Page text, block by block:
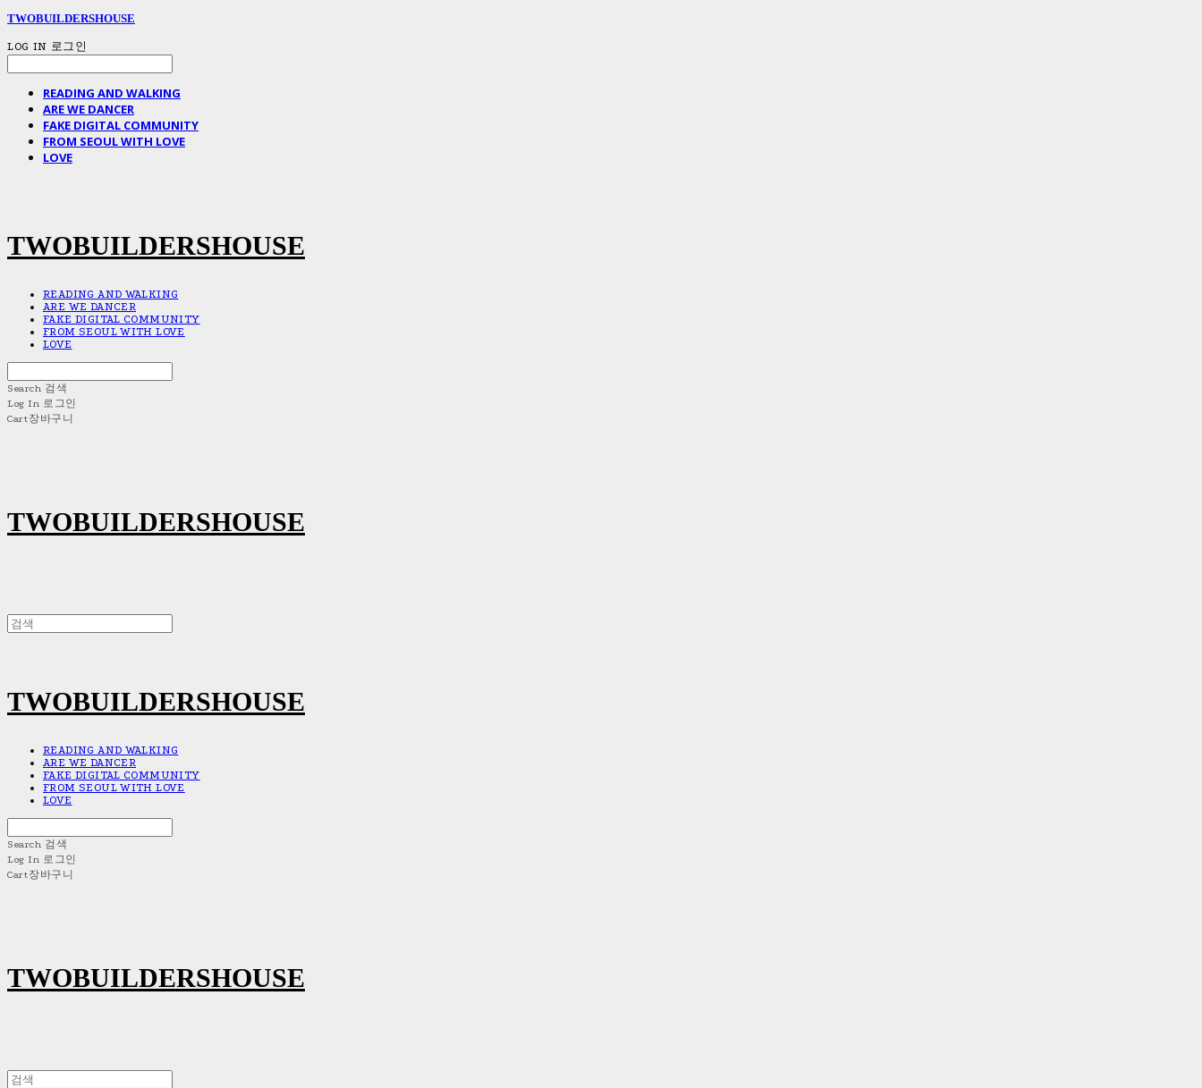
TWOBUILDERSHOUSE
LOG IN 로그인
READING AND WALKING
ARE WE DANCER
FAKE DIGITAL COMMUNITY
FROM SEOUL WITH LOVE
LOVE
TWOBUILDERSHOUSE
READING AND WALKING
ARE WE DANCER
FAKE DIGITAL COMMUNITY
FROM SEOUL WITH LOVE
LOVE
Search 검색
Log In 로그인
Cart장바구니
TWOBUILDERSHOUSE
TWOBUILDERSHOUSE
READING AND WALKING
ARE WE DANCER
FAKE DIGITAL COMMUNITY
FROM SEOUL WITH LOVE
LOVE
Search 검색
Log In 로그인
Cart장바구니
TWOBUILDERSHOUSE